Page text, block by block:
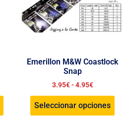
Emerillon M&W Coastlock
Snap
3.95€ - 4.95€
Seleccionar opciones